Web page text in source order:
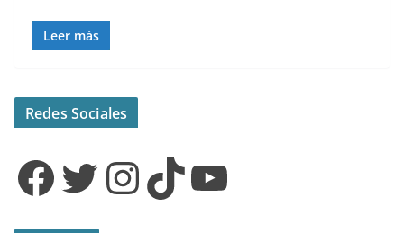
Leer más
Redes Sociales
Facebook Twitter InstagramTikTok YouTube